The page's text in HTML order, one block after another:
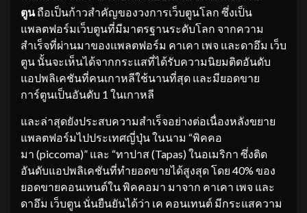
ตูนถือเป็นก้าวสำคัญของวงการเว็บตูนโลก ซึ่งเป็น
แพลตฟอร์มเว็บตูนที่มีมาตรฐานระดับโลก จากความ
สำเร็จที่ผ่านมาของแพลตฟอร์ม คาเคา เพจ และดาอึม เว็บ
ตูน นั้นจะเห็นได้จากกระแสที่ได้รับความนิยมติดอันดับ
แอปพลิเคชันที่คนเกาหลีใช้นานที่สุด และมียอดขาย
การ์ตูนเป็นอันดับ 1 ในเกาหลี
และล่าสุดยังประสบความสำเร็จอย่างต่อเนื่องหลังขยาย
แพลตฟอร์มไปประเทศญี่ปุ่น ในนาม “พิคคอ
มา (piccoma)” และ “ทาปาส (Tapas) ในอเมริกา ซึ่งติด
อันดับแอปพลิเคชันที่ทำยอดขายได้สูงสุด โดย 40% ของ
ยอดขายคอนเทนต์ใน พิคคอมา มาจาก คาเคา เพจ และ
ดาอึม เว็บตูน นั่นยืนยันได้ว่า เค คอนเทนต์ มีกระแสความ